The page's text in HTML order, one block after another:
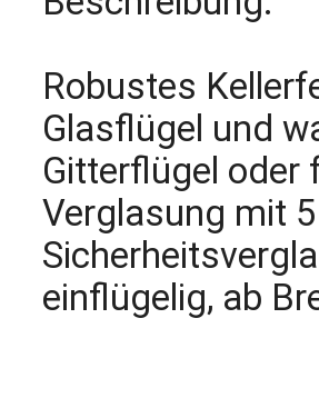
Robustes
Glasflügel und
Gitterflügel oder
Verglasung mit
einflügelig, ab